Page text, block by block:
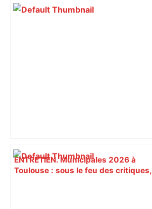
ENTRETIEN. Municipales 2026 à
Toulouse : sous le feu des critiques,